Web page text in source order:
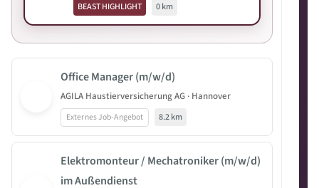
BEAST HIGHLIGHT 0 km
Office Manager (m/w/d)
AGILA Haustierversicherung AG · Hannover
Externes Job-Angebot 8.2 km
Elektromonteur / Mechatroniker (m/w/d)
im Außendienst